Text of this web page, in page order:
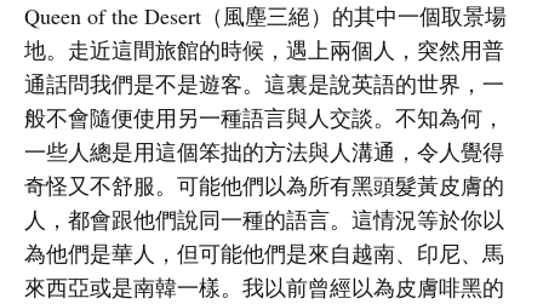
Queen of the Desert（風塵三絕）的其中一個取景場
地。走近這間旅館的時候，遇上兩個人，突然用普
通話問我們是不是遊客。這裏是說英語的世界，一
般不會隨便使用另一種語言與人交談。不知為何，
一些人總是用這個笨拙的方法與人溝通，令人覺得
奇怪又不舒服。可能他們以為所有黑頭髮黃皮膚的
人，都會跟他們說同一種的語言。這情況等於你以
為他們是華人，但可能他們是來自越南、印尼、馬
來西亞或是南韓一樣。我以前曾經以為皮膚啡黑的